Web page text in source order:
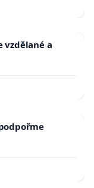
vzdělané a